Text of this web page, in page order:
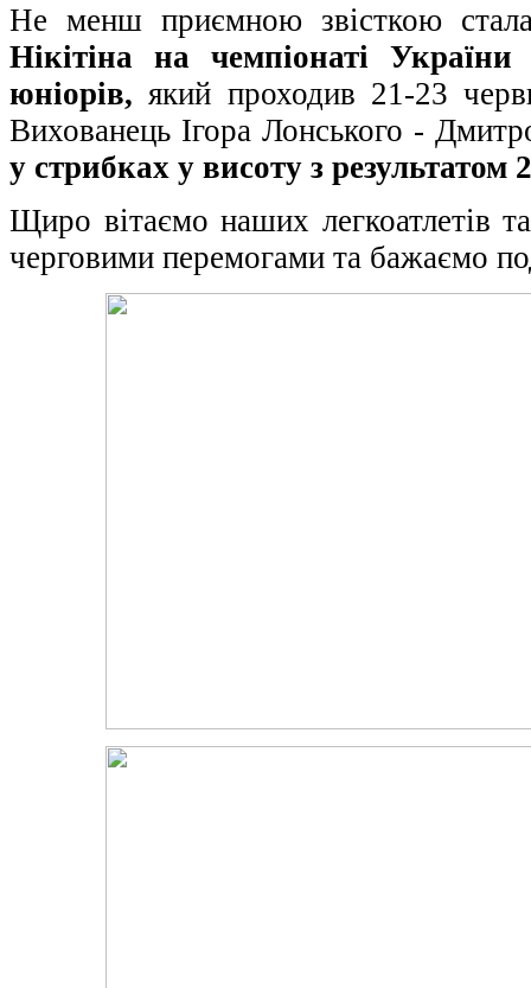
Не менш приємною звісткою
Нікітіна на чемпіонаті
юніорів, який проходив 21-23
Вихованець Ігора Лонського -
у стрибках у висоту з результатом
Щиро вітаємо наших легкоатлетів
черговими перемогами та бажаємо